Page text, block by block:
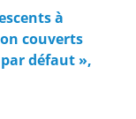
à
couverts
défaut »,